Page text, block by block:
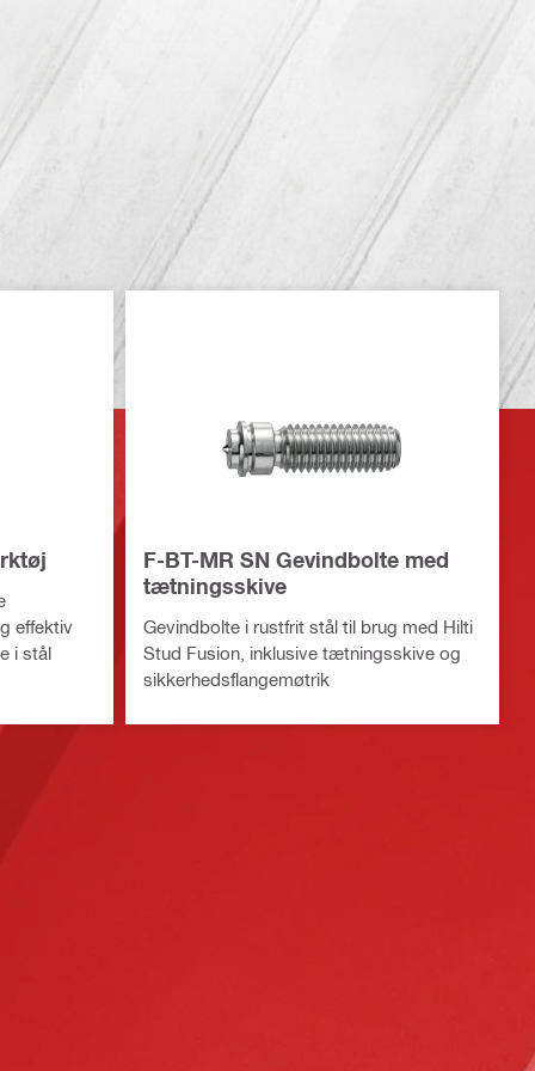
effektiv
i stål
F-BT-MR SN Gevindbolte med
tætningsskive
Gevindbolte i rustfrit stål til brug med Hilti
Stud Fusion, inklusive tætningsskive og
sikkerhedsflangemøtrik